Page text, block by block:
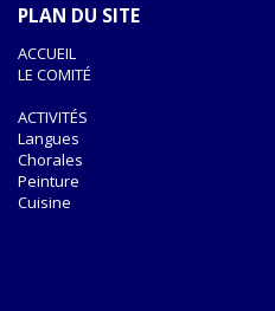
PLAN DU SITE
ACCUEIL
LE COMITÉ
ACTIVITÉS
Langues
Chorales
Peinture
Cuisine